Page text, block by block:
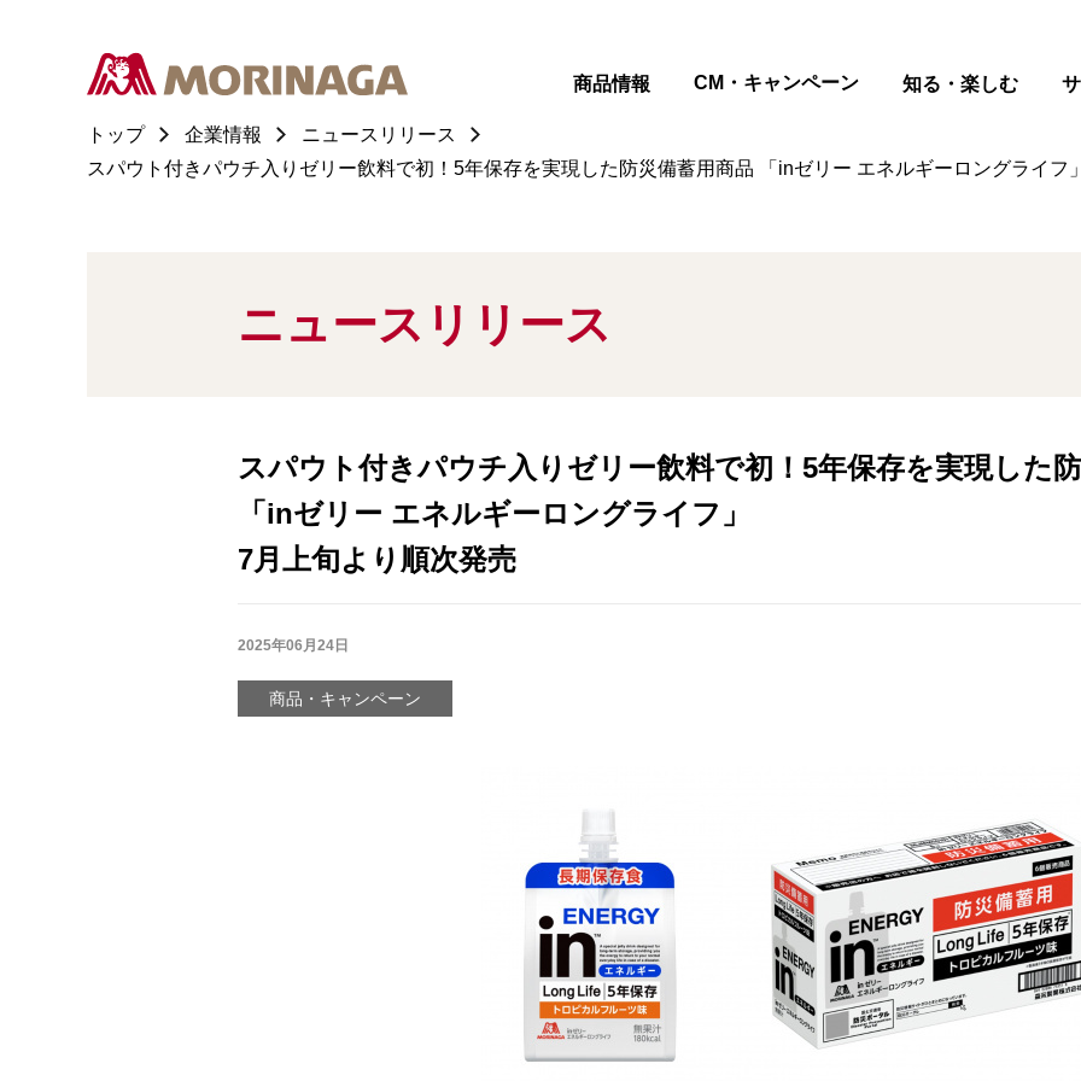
商品情報 CM・キャンペーン 知る・楽しむ
トップ 企業情報
ニュースリリース
スパウト付きパウチ入りゼリー飲料で初！5年保存を実現した防災備蓄用商品 「inゼリー エネルギーロングライフ
ニュースリリース
スパウト付きパウチ入りゼリー飲料で初！5年保存を実現した
「inゼリー エネルギーロングライフ」
7月上旬より順次発売
2025年06月24日
商品・キャンペーン